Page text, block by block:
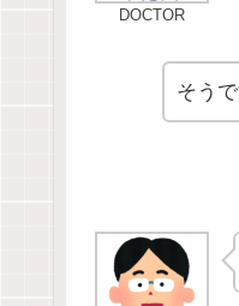
DOCTOR
そう